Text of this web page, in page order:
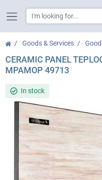
Goods & Services
CERAMIC PANEL
МРАМОР 49713
In stock